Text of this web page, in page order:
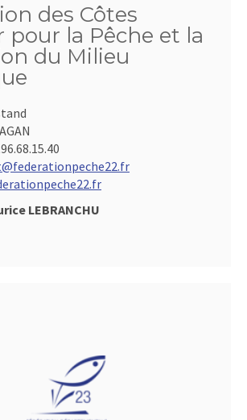
des Côtes
pour la Pêche et la
du Milieu
LEBRANCHU